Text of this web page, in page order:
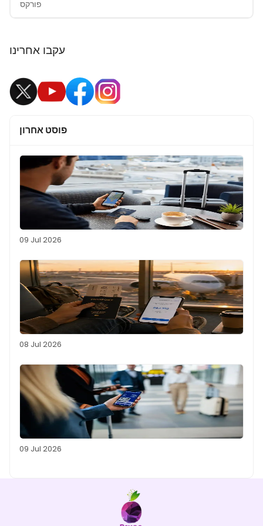
פורקס
עקבו אחרינו
פוסט אחרון
09 Jul 2026
08 Jul 2026
09 Jul 2026